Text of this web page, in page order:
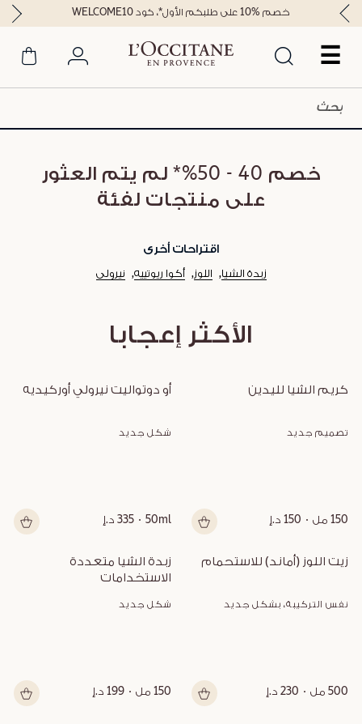
☰
خصم %10 على طلبكم الأول*، كود WELCOME10
خصم 40 - 50%* لم يتم العثور
على منتجات لفئة
اقتراحات أخرى
زبدة الشيا اللوز أكوا ريوتييه نيرولي
الأكثر إعجابا
كريم الشيا لليدين
تصميم جديد
150 مل 150 د.إ
أو دوتواليت نيرولي أوركيديه
شكل جديد
50ml 335 د.إ
زيت اللوز (أماند) للاستحمام
نفس التركيبة، بشكل جديد
500 مل 230 د.إ
الاستخدامات
شكل جديد
150 مل 199 د.إ